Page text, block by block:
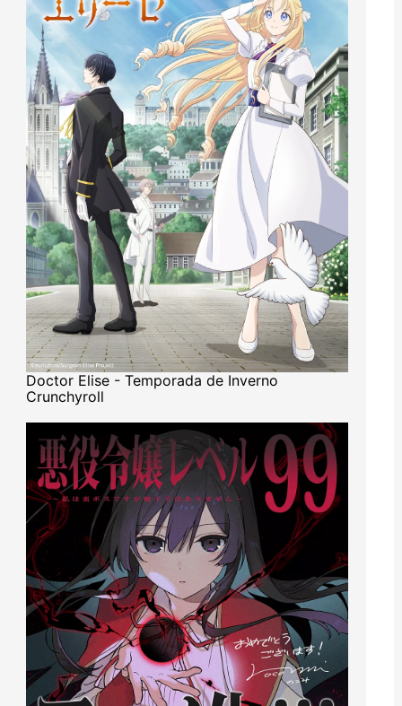
Doctor Elise - Temporada de Inverno
Crunchyroll